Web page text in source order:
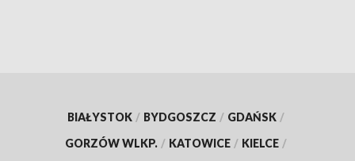
BIAŁYSTOK / BYDGOSZCZ / GDAŃSK /
GORZÓW WLKP. / KATOWICE / KIELCE /